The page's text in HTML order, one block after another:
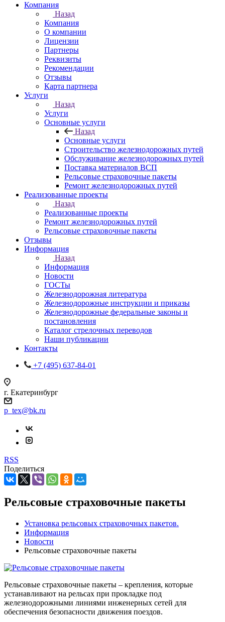
Компания
Назад
Компания
О компании
Лицензии
Партнеры
Реквизиты
Рекомендации
Отзывы
Карта партнера
Услуги
Назад
Услуги
Основные услуги
Назад
Основные услуги
Строительство железнодорожных путей
Обслуживание железнодорожных путей
Поставка материалов ВСП
Рельсовые страховочные пакеты
Ремонт железнодорожных путей
Реализованные проекты
Назад
Реализованные проекты
Ремонт железнодорожных путей
Рельсовые страховочные пакеты
Отзывы
Информация
Назад
Информация
Новости
ГОСТы
Железнодорожная литература
Железнодорожные инструкции и приказы
Железнодорожные федеральные законы и
постановления
Каталог стрелочных переводов
Наши публикации
Контакты
+7 (495) 637-84-01
г. Екатеринбург
p_tex@bk.ru
RSS
Поделиться
Рельсовые страховочные пакеты
Установка рельсовых страховочных пакетов.
Информация
Новости
Рельсовые страховочные пакеты
Рельсовые страховочные пакеты – крепления, которые
устанавливают на рельсах при прокладке под
железнодорожными линиями инженерных сетей для
обеспечения безопасности движения поездов.